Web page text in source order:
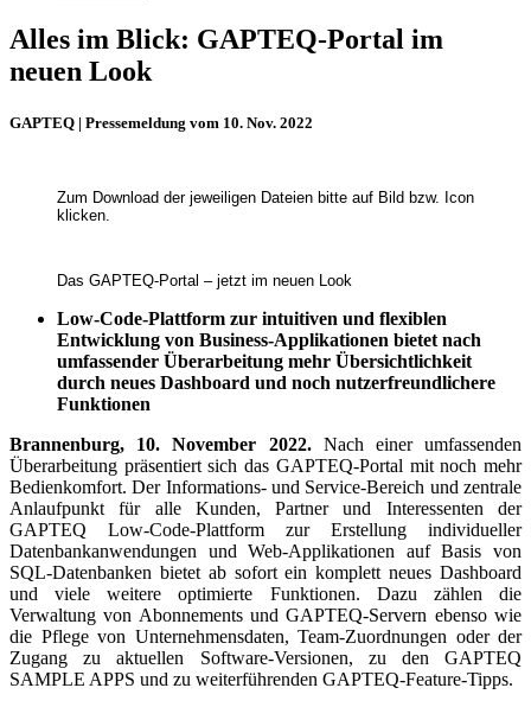
Alles im Blick: GAPTEQ-Portal im
neuen Look
GAPTEQ | Pressemeldung vom 10. Nov. 2022
Zum Download der jeweiligen Dateien bitte auf Bild bzw. Icon
klicken.
Das GAPTEQ-Portal – jetzt im neuen Look
Low-Code-Plattform zur intuitiven und flexiblen
Entwicklung von Business-Applikationen bietet nach
umfassender Überarbeitung mehr Übersichtlichkeit
durch neues Dashboard und noch nutzerfreundlichere
Funktionen
Brannenburg, 10. November 2022.Nach einer umfassenden
Überarbeitung präsentiert sich das GAPTEQ-Portal mit noch mehr
Bedienkomfort. Der Informations- und Service-Bereich und zentrale
Anlaufpunkt für alle Kunden, Partner und Interessenten der
GAPTEQ Low-Code-Plattform zur Erstellung individueller
Datenbankanwendungen und Web-Applikationen auf Basis von
SQL-Datenbanken bietet ab sofort ein komplett neues Dashboard
und viele weitere optimierte Funktionen. Dazu zählen die
Verwaltung von Abonnements und GAPTEQ-Servern ebenso wie
die Pflege von Unternehmensdaten, Team-Zuordnungen oder der
Zugang zu aktuellen Software-Versionen, zu den GAPTEQ
SAMPLE APPS und zu weiterführenden GAPTEQ-Feature-Tipps.